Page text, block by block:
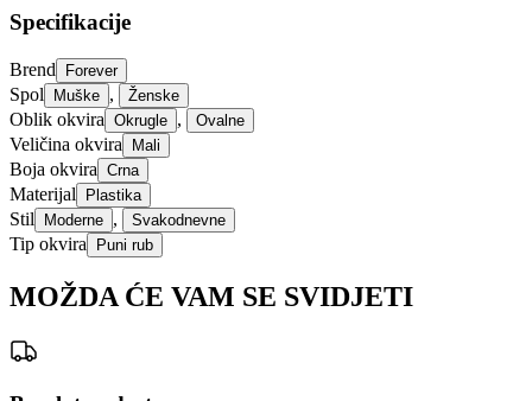
Specifikacije
Brend Forever
Spol Muške , Ženske
Oblik okvira Okrugle , Ovalne
Veličina okvira Mali
Boja okvira Crna
Materijal Plastika
Stil Moderne , Svakodnevne
Tip okvira Puni rub
MOŽDA ĆE VAM SE SVIDJETI